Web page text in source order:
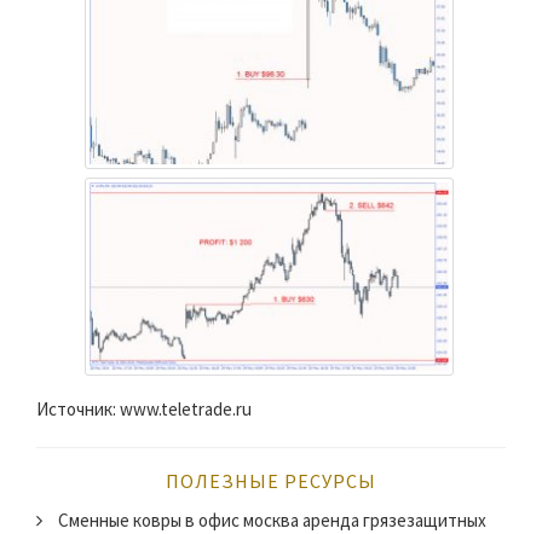
Источник: www.teletrade.ru
ПОЛЕЗНЫЕ РЕСУРСЫ
Сменные ковры в офис москва аренда грязезащитных